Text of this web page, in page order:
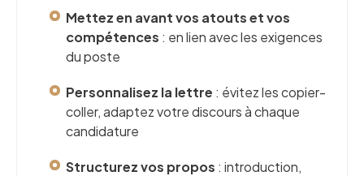
Mettez en avant vos atouts et vos
compétences : en lien avec les exigences
du poste
Personnalisez la lettre : évitez les copier-
coller, adaptez votre discours à chaque
candidature
Structurez vos propos : introduction,